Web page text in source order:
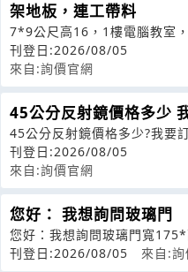
架地板，連工帶料
7*9公尺高16，1樓電腦教室
連工帶料
刊登日:2026/08/05
來自:詢價官網
45公分反射鏡價格多少
45公分反射鏡價格多少?我要
刊登日:2026/08/05
來自:詢價官網
您好： 我想詢問玻璃門
您好：我想詢問玻璃門寬
玻璃要使用在梯廳大門
刊登日:2026/08/05 來自:詢